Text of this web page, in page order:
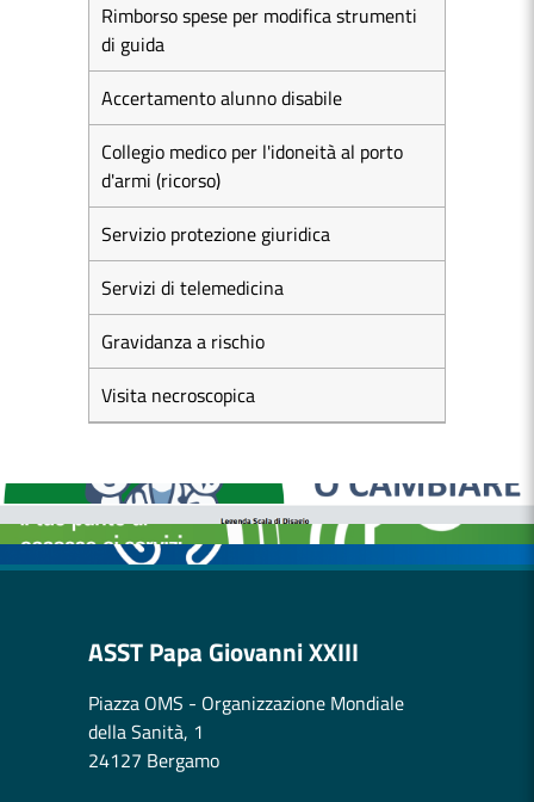
Rimborso spese per modifica strumenti
di guida
Accertamento alunno disabile
Collegio medico per l'idoneità al porto
d'armi (ricorso)
Servizio protezione giuridica
Servizi di telemedicina
Gravidanza a rischio
Visita necroscopica
BOLLETTINI DISAGIO DA CALORE
CASE DI COMUNITÀ
OSPEDALE DI COMUNITÀ
ASST Papa Giovanni XXIII
Piazza OMS - Organizzazione Mondiale
della Sanità, 1
24127 Bergamo